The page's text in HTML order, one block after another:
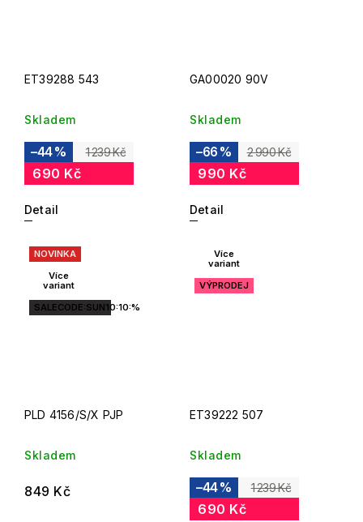
ET39288 543
Skladem
1 239 Kč
–44 %
690 Kč
Detail
GA00020 90V
Skladem
2 990 Kč
–66 %
990 Kč
Detail
NOVINKA
Více
variant
SALECODE:SUN10:10:%
PLD 4156/S/X PJP
Skladem
849 Kč
Více
variant
VÝPRODEJ
ET39222 507
Skladem
1 239 Kč
–44 %
690 Kč